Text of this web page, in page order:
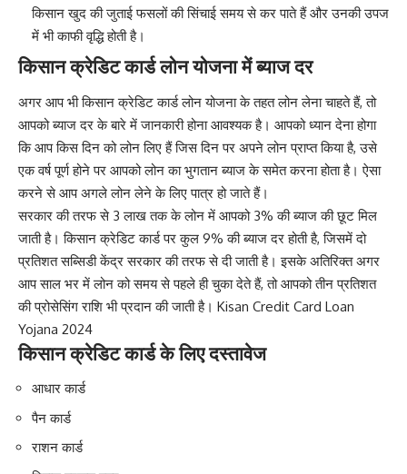
किसान खुद की जुताई फसलों की सिंचाई समय से कर पाते हैं और उनकी उपज
में भी काफी वृद्धि होती है।
किसान क्रेडिट कार्ड लोन योजना में ब्याज दर
अगर आप भी किसान क्रेडिट कार्ड लोन योजना के तहत लोन लेना चाहते हैं, तो
आपको ब्याज दर के बारे में जानकारी होना आवश्यक है। आपको ध्यान देना होगा
कि आप किस दिन को लोन लिए हैं जिस दिन पर अपने लोन प्राप्त किया है, उसे
एक वर्ष पूर्ण होने पर आपको लोन का भुगतान ब्याज के समेत करना होता है। ऐसा
करने से आप अगले लोन लेने के लिए पात्र हो जाते हैं।
सरकार की तरफ से 3 लाख तक के लोन में आपको 3% की ब्याज की छूट मिल
जाती है। किसान क्रेडिट कार्ड पर कुल 9% की ब्याज दर होती है, जिसमें दो
प्रतिशत सब्सिडी केंद्र सरकार की तरफ से दी जाती है। इसके अतिरिक्त अगर
आप साल भर में लोन को समय से पहले ही चुका देते हैं, तो आपको तीन प्रतिशत
की प्रोसेसिंग राशि भी प्रदान की जाती है। Kisan Credit Card Loan
Yojana 2024
किसान क्रेडिट कार्ड के लिए दस्तावेज
आधार कार्ड
पैन कार्ड
राशन कार्ड